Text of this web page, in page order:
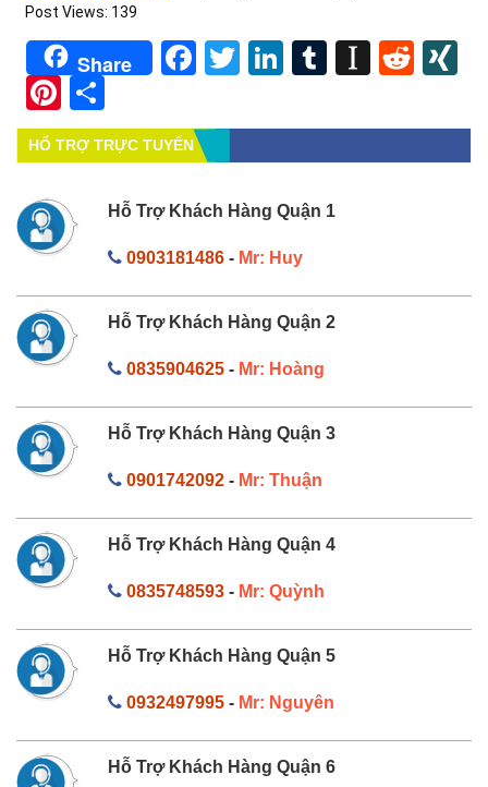
Post Views: 139
Share Facebook
TwitterLinkedIn
Tumblr
Pinterest
HỔ TRỢ TRỰC TUYẾN
Hỗ Trợ Khách Hàng Quận 1
0903181486- Mr: Huy
Hỗ Trợ Khách Hàng Quận 2
0835904625- Mr: Hoàng
Hỗ Trợ Khách Hàng Quận 3
0901742092- Mr: Thuận
Hỗ Trợ Khách Hàng Quận 4
0835748593- Mr: Quỳnh
Hỗ Trợ Khách Hàng Quận 5
0932497995- Mr: Nguyên
Hỗ Trợ Khách Hàng Quận 6